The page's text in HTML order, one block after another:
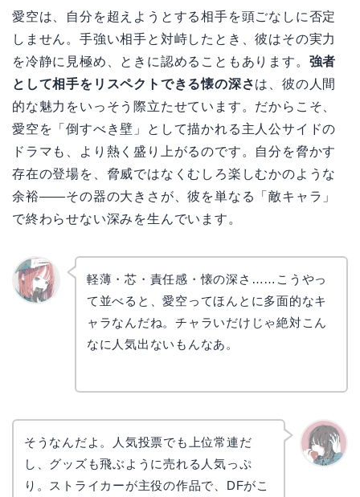
愛空は、自分を超えようとする相手を頭ごなしに否定
しません。手強い相手と対峙したとき、彼はその実力
を冷静に見極め、ときに認めることもあります。 強者
として相手をリスペクトできる懐の深さは、彼の人間
的な魅力をいっそう際立たせています。だからこそ、
愛空を「倒すべき壁」として描かれる主人公サイドの
ドラマも、より熱く盛り上がるのです。自分を脅かす
存在の登場を、脅威ではなくむしろ楽しむかのような
余裕——その器の大きさが、彼を単なる「敵キャラ」
で終わらせない深みを生んでいます。
軽薄・芯・責任感・懐の深さ……こうやっ
て並べると、愛空ってほんとに多面的なキ
ャラなんだね。チャラいだけじゃ絶対こん
なに人気出ないもんなあ。
そうなんだよ。人気投票でも上位常連だ
し、グッズも飛ぶように売れる人気っぷ
り。ストライカーが主役の作品で、DFがこ